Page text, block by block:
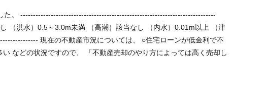
（洪水）0.5～3.0m未満 （高潮）該当なし （内水）0.01m以上 （津
却し